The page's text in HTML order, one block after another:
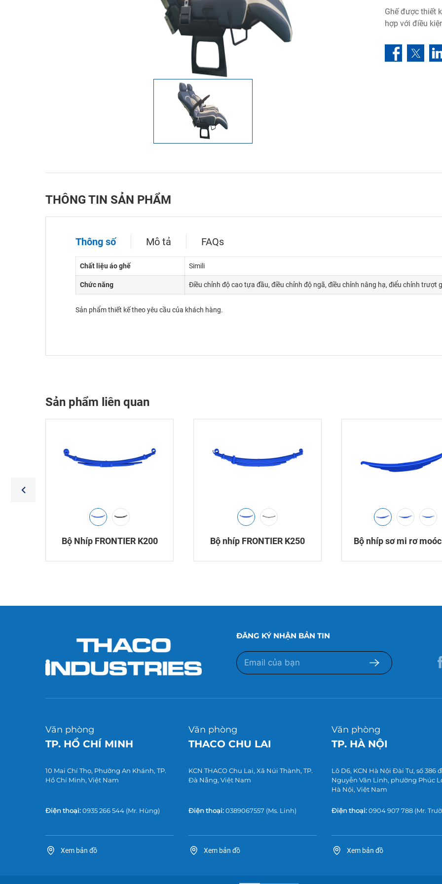
Ghế được thiết
hợp với điều
THÔNG TIN SẢN PHẨM
Thông số Mô tả FAQs
Chất liệu áo ghế Simili
Chức năng Điều chỉnh độ cao tựa đầu, điều chỉnh độ ngã, điều chỉnh nâng hạ, điểu chỉnh trượt
Sản phẩm thiết kế theo yêu cầu của khách hàng.
Sản phẩm liên quan
Bộ Nhíp FRONTIER K200 Bộ nhíp FRONTIER K250 Bộ nhíp sơ mi rơ
ĐĂNG KÝ NHẬN BẢN TIN
Văn phòng
TP. HỒ CHÍ MINH
10 Mai Chí Thọ, Phường An Khánh, TP.
Hồ Chí Minh, Việt Nam
Điện thoại:0935 266 544 (Mr. Hùng)
Xem bản đồ
Văn phòng
THACO CHU LAI
KCN THACO Chu Lai, Xã Núi Thành, TP.
Đà Nẵng, Việt Nam
Điện thoại:0389067557 (Ms. Linh)
Xem bản đồ
Văn phòng
TP. HÀ NỘI
Lô D6, KCN Hà Nội Đài Tư, số 386
Nguyễn Văn Linh, phường Phúc
Hà Nội, Việt Nam
Điện thoại:0904 907 788 (Mr.
Xem bản đồ